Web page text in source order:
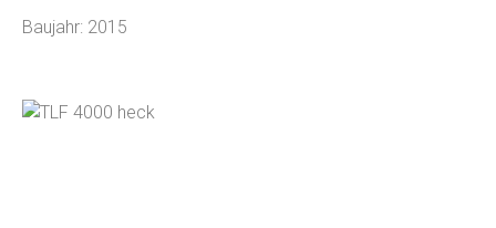
Baujahr: 2015